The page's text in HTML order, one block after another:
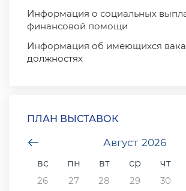
Информация о социальных
финансовой помощи
Информация об имеющихся
должностях
ПЛАН ВЫСТАВОК
Август 2026
вс
пн вт ср чт
26
27 28 29 30